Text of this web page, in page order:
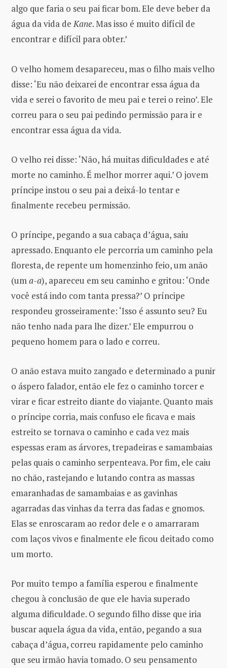
algo que faria o seu pai ficar bom. Ele deve beber da
água da vida deKane. Mas isso é muito difícil de
encontrar e difícil para obter.’
O velho homem desapareceu, mas o filho mais velho
disse: ‘Eu não deixarei de encontrar essa água da
vida e serei o favorito de meu pai e terei o reino’. Ele
correu para o seu pai pedindo permissão para ir e
encontrar essa água da vida.
O velho rei disse: ‘Não, há muitas dificuldades e até
morte no caminho. É melhor morrer aqui.’ O jovem
príncipe instou o seu pai a deixá-lo tentar e
finalmente recebeu permissão.
O príncipe, pegando a sua cabaça d’água, saiu
apressado. Enquanto ele percorria um caminho pela
floresta, de repente um homenzinho feio, um anão
(uma-a), apareceu em seu caminho e gritou: ‘Onde
você está indo com tanta pressa?’ O príncipe
respondeu grosseiramente: ‘Isso é assunto seu? Eu
não tenho nada para lhe dizer.’ Ele empurrou o
pequeno homem para o lado e correu.
O anão estava muito zangado e determinado a punir
o áspero falador, então ele fez o caminho torcer e
virar e ficar estreito diante do viajante. Quanto mais
o príncipe corria, mais confuso ele ficava e mais
estreito se tornava o caminho e cada vez mais
espessas eram as árvores, trepadeiras e samambaias
pelas quais o caminho serpenteava. Por fim, ele caiu
no chão, rastejando e lutando contra as massas
emaranhadas de samambaias e as gavinhas
agarradas das vinhas da terra das fadas e gnomos.
Elas se enroscaram ao redor dele e o amarraram
com laços vivos e finalmente ele ficou deitado como
um morto.
Por muito tempo a família esperou e finalmente
chegou à conclusão de que ele havia superado
alguma dificuldade. O segundo filho disse que iria
buscar aquela água da vida, então, pegando a sua
cabaça d’água, correu rapidamente pelo caminho
que seu irmão havia tomado. O seu pensamento